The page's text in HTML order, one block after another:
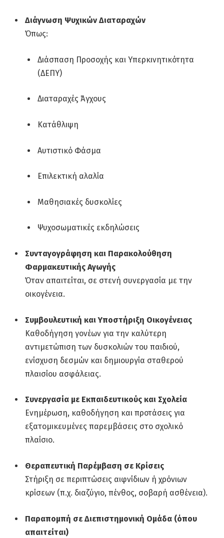
Διάγνωση Ψυχικών Διαταραχών
Όπως:
Διάσπαση Προσοχής και Υπερκινητικότητα
(ΔΕΠΥ)
Διαταραχές Άγχους
Κατάθλιψη
Αυτιστικό Φάσμα
Επιλεκτική αλαλία
Μαθησιακές δυσκολίες
Ψυχοσωματικές εκδηλώσεις
Συνταγογράφηση και Παρακολούθηση
Φαρμακευτικής Αγωγής
Όταν απαιτείται, σε στενή συνεργασία με την
οικογένεια.
Συμβουλευτική και Υποστήριξη Οικογένειας
Καθοδήγηση γονέων για την καλύτερη
αντιμετώπιση των δυσκολιών του παιδιού,
ενίσχυση δεσμών και δημιουργία σταθερού
πλαισίου ασφάλειας.
Συνεργασία με Εκπαιδευτικούς και Σχολεία
Ενημέρωση, καθοδήγηση και προτάσεις για
εξατομικευμένες παρεμβάσεις στο σχολικό
πλαίσιο.
Θεραπευτική Παρέμβαση σε Κρίσεις
Στήριξη σε περιπτώσεις αιφνίδιων ή χρόνιων
κρίσεων (π.χ. διαζύγιο, πένθος, σοβαρή ασθένεια).
Παραπομπή σε Διεπιστημονική Ομάδα (όπου
απαιτείται)